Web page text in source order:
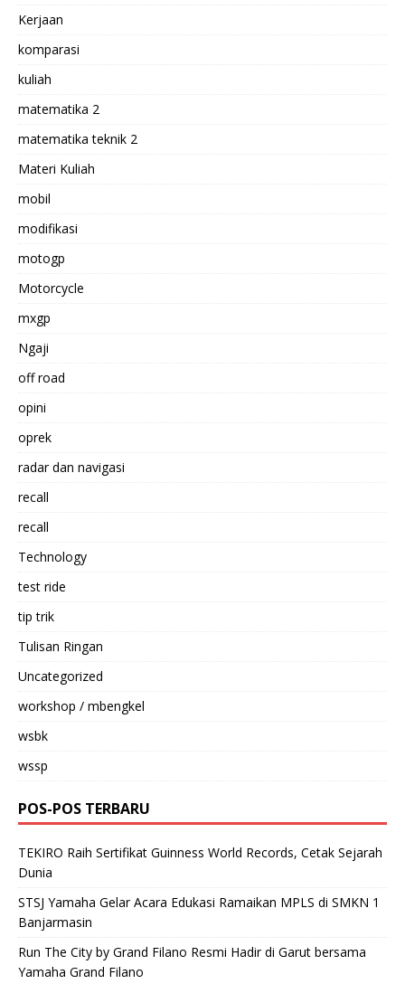
Kerjaan
komparasi
kuliah
matematika 2
matematika teknik 2
Materi Kuliah
mobil
modifikasi
motogp
Motorcycle
mxgp
Ngaji
off road
opini
oprek
radar dan navigasi
recall
recall
Technology
test ride
tip trik
Tulisan Ringan
Uncategorized
workshop / mbengkel
wsbk
wssp
POS-POS TERBARU
TEKIRO Raih Sertifikat Guinness World Records, Cetak Sejarah
Dunia
STSJ Yamaha Gelar Acara Edukasi Ramaikan MPLS di SMKN 1
Banjarmasin
Run The City by Grand Filano Resmi Hadir di Garut bersama
Yamaha Grand Filano